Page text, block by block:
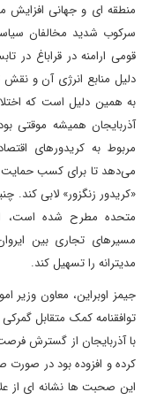
منطقه ای و جهانی
سرکوب شدید مخالفان
دلیل منابع انرژی آن و
به همین دلیل است که
آذربایجان همیشه موقتی
مربوط به کریدورهای
می‌دهد تا برای کسب حمایت
«کریدور زنگزور» لابی
متحده مطرح شده است،
مسیرهای تجاری بین
مدیترانه را تسهیل کند.
جیمز اوبراین، معاون وزیر
توافقنامه کمک متقابل
با آذربایجان از گسترش
کرده و افزوده بود در
این صحبت ها نشانه ای از